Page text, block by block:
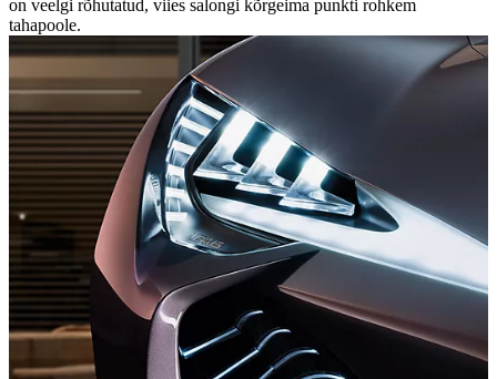
on veelgi rõhutatud, viies salongi kõrgeima punkti rohkem
tahapoole.